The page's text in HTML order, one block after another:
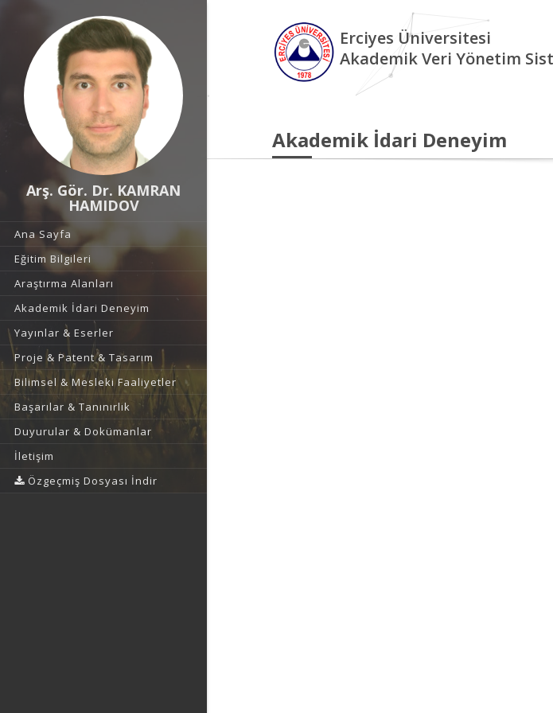
Arş. Gör. Dr. KAMRAN
HAMIDOV
Ana Sayfa
Eğitim Bilgileri
Araştırma Alanları
Akademik İdari Deneyim
Yayınlar & Eserler
Proje & Patent & Tasarım
Bilimsel & Mesleki Faaliyetler
Başarılar & Tanınırlık
Duyurular & Dokümanlar
İletişim
Özgeçmiş Dosyası İndir
Erciyes Üniversitesi
Akademik Veri Yönetim
Akademik İdari Deneyim